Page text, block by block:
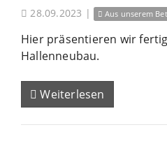
28.09.2023 | Aus unserem
Hier präsentieren wir
Hallenneubau.
Weiterlesen